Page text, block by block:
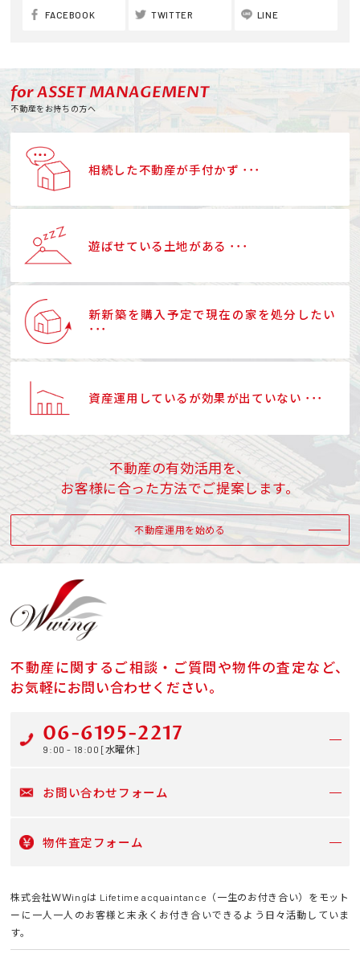
FACEBOOK TWITTER LINE
for ASSET MANAGEMENT
不動産をお持ちの方へ
相続した不動産が手付かず ･･･
遊ばせている土地がある ･･･
新新築を購入予定で現在の家を処分したい
･･･
資産運用しているが効果が出ていない ･･･
不動産の有効活用を、
お客様に合った方法でご提案します。
不動産運用を始める
不動産に関するご相談・ご質問や物件の査定など、
お気軽にお問い合わせください。
06-6195-2217
9:00 - 18:00 [水曜休]
お問い合わせフォーム
物件査定フォーム
株式会社ＷＷingは Lifetime acquaintance（一生のお付き合い）をモット
ーに一人一人のお客様と末永くお付き合いできるよう日々活動していま
す。